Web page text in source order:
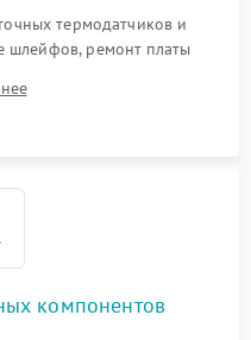
термодатчиков и
шлейфов, ремонт платы
микроклимата.
излучения и подсветки.
компонентов